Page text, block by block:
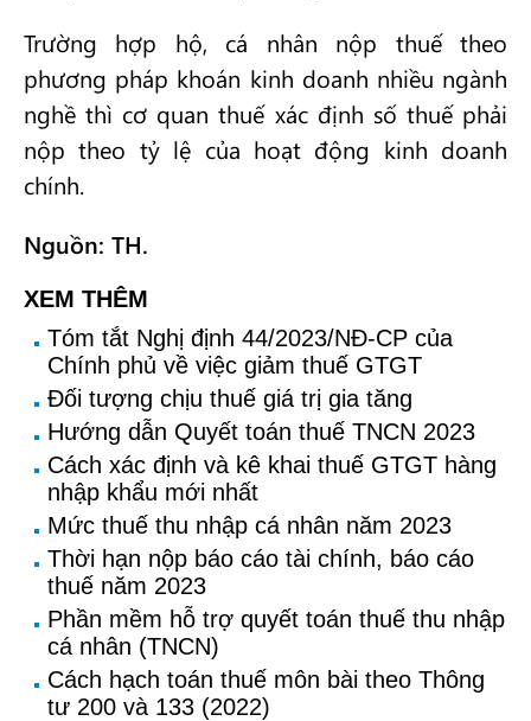
Trường hợp hộ, cá nhân nộp thuế theo
phương pháp khoán kinh doanh nhiều ngành
nghề thì cơ quan thuế xác định số thuế phải
nộp theo tỷ lệ của hoạt động kinh doanh
chính.
Nguồn: TH.
XEM THÊM
Tóm tắt Nghị định 44/2023/NĐ-CP của
Chính phủ về việc giảm thuế GTGT
Đối tượng chịu thuế giá trị gia tăng
Hướng dẫn Quyết toán thuế TNCN 2023
Cách xác định và kê khai thuế GTGT hàng
nhập khẩu mới nhất
Mức thuế thu nhập cá nhân năm 2023
Thời hạn nộp báo cáo tài chính, báo cáo
thuế năm 2023
Phần mềm hỗ trợ quyết toán thuế thu nhập
cá nhân (TNCN)
Cách hạch toán thuế môn bài theo Thông
tư 200 và 133 (2022)